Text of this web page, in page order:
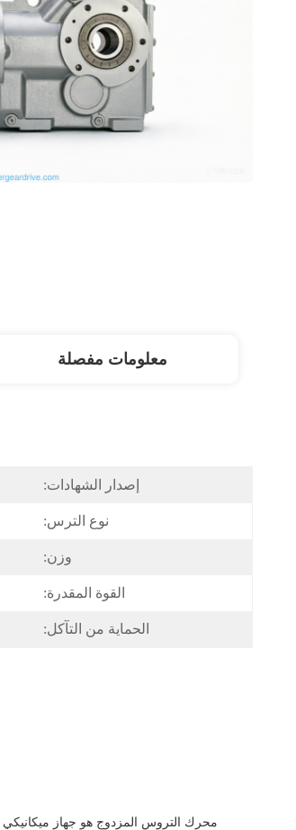
معلومات مفصلة
إصدار الشهادات:
نوع الترس:
وزن:
القوة المقدرة:
الحماية من التآكل:
محرك التروس المزدوج هو جهاز ميكانيكي